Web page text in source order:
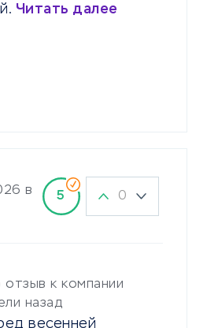
Читать далее
в
5 0
отзыв к компании
назад
весенней